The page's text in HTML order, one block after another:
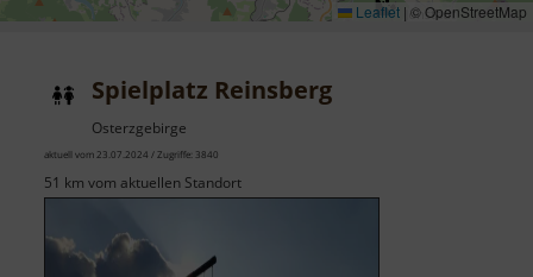
Leaflet | © OpenStreetMap
Spielplatz Reinsberg
Osterzgebirge
aktuell vom 23.07.2024 / Zugriffe: 3840
51 km vom aktuellen Standort